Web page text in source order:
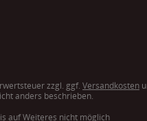
zzgl. ggf. Versandkosten
anders beschrieben.
auf Weiteres nicht möglich